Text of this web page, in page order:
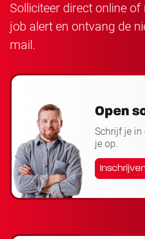
Solliciteer direct online
job alert en ontvang de
mail.
Open
Schrijf je
je op.